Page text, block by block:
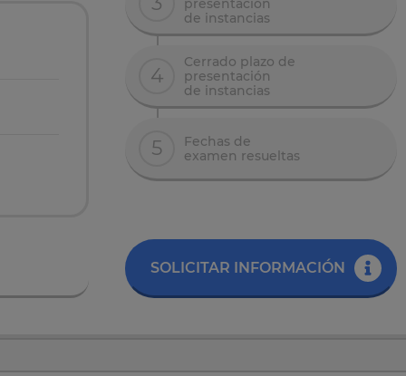
de instancias
4
Cerrado plazo de
presentación
de instancias
5
Fechas de
examen resueltas
SOLICITAR INFORMACIÓN